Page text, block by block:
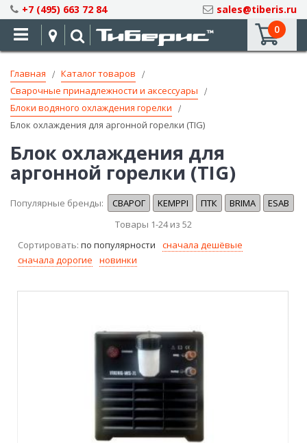
Skip
to
Content
+7 (495) 663 72 84
sales@tiberis.ru
0
Главная
Каталог товаров
Сварочные принадлежности и аксессуары
Блоки водяного охлаждения горелки
Блок охлаждения для аргонной горелки (TIG)
Блок охлаждения для
аргонной горелки (TIG)
Популярные бренды: СВАРОГ KEMPPI ПТК BRIMA
ESAB
Товары 1-24из 52
Сортировать: по популярности
сначала дешёвые
сначала дорогие
новинки